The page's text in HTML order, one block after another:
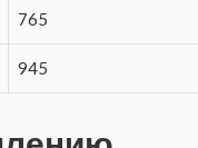
765
945